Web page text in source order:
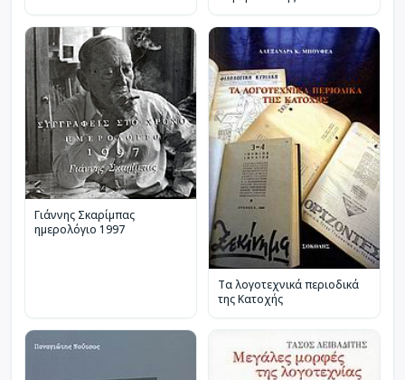
Γιάννης Σκαρίμπας
ημερολόγιο 1997
Τα λογοτεχνικά περιοδικά
της Κατοχής